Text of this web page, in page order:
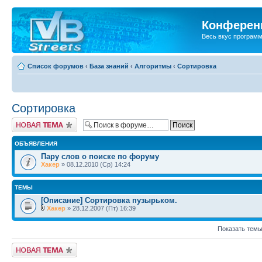
Весь вкус
Список форумов ‹ База знаний ‹ Алгоритмы ‹ Сортировка
Сортировка
Новая тема
ОБЪЯВЛЕНИЯ
Пару слов о поиске по форуму
Хакер » 08.12.2010 (Ср) 14:24
ТЕМЫ
[Описание] Сортировка пузырьком.
Хакер » 28.12.2007 (Пт) 16:39
Показать
Новая тема